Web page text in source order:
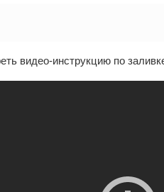
видео-инструкцию по